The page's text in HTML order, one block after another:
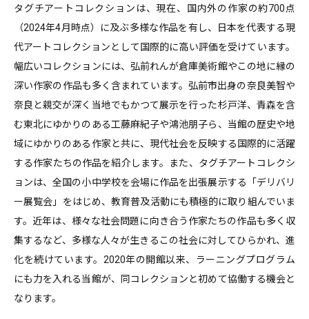
タグチアートコレクションは、現在、国内外の作家の約700点
（2024年4月時点）に及ぶ多様な作品を有し、日本を代表する現
代アートコレクションとして国際的に高い評価を受けています。
幅広いコレクションには、弘前れんが倉庫美術館やこの地に縁の
深い作家の作品も多く含まれています。弘前市出身の奈良美智や
奈良と親交が深く当地でもかつて展示を行った杉戸洋、青森を含
む東北にゆかりのある工藤麻紀子や鴻池朋子ら、当館の歴史や地
域にゆかりのある作家と共に、現代社会を反映する国際的に活躍
する作家たちの作品を紹介します。また、タグチアートコレクシ
ョンは、全国の小中学校を会場に作品を出張展示する「デリバリ
ー展覧会」をはじめ、教育普及活動にも積極的に取り組んでいま
す。近年は、様々な社会問題に向き合う作家たちの作品も多く収
集するなど、多様な人々が生きるこの社会に対してひらかれ、進
化を続けています。2020年の開館以来、ラーニングプログラム
にも力を入れる当館が、同コレクションと初めて協働する機会と
なります。